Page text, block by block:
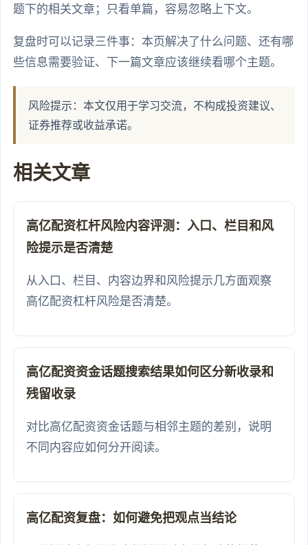
题下的相关文章；只看单篇，容易忽略上下文。
复盘时可以记录三件事：本页解决了什么问题、还有哪
些信息需要验证、下一篇文章应该继续看哪个主题。
风险提示：本文仅用于学习交流，不构成投资建议、
证券推荐或收益承诺。
相关文章
高亿配资杠杆风险内容评测：入口、栏目和风
险提示是否清楚
从入口、栏目、内容边界和风险提示几方面观察
高亿配资杠杆风险是否清楚。
高亿配资资金话题搜索结果如何区分新收录和
残留收录
对比高亿配资资金话题与相邻主题的差别，说明
不同内容应如何分开阅读。
高亿配资复盘：如何避免把观点当结论